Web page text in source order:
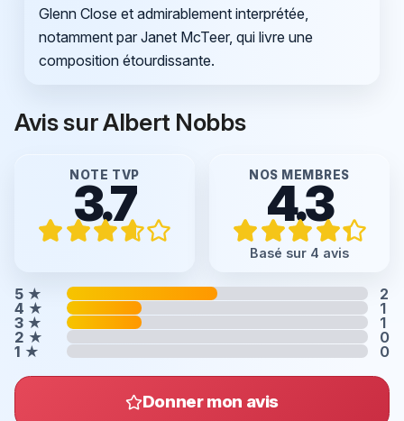
Glenn Close et admirablement interprétée,
notamment par Janet McTeer, qui livre une
composition étourdissante.
Avis sur Albert Nobbs
NOTE TVP
3.7 NOS MEMBRES
4.3
Basé sur 4 avis
5 ★
2
4 ★
1
3 ★
1
2 ★
0
1 ★ 0
Donner mon avis